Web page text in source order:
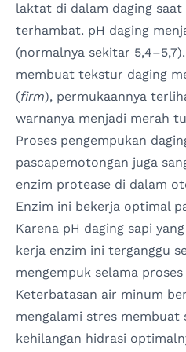
laktat di dalam daging
terhambat. pH daging
(normalnya sekitar
membuat tekstur daging
(firm), permukaannya
warnanya menjadi merah
Proses pengempukan
pascapemotongan juga
enzim protease di dalam
Enzim ini bekerja optimal
Karena pH daging sapi
kerja enzim ini terganggu
mengempuk selama proses
Keterbatasan air minum
mengalami stres membuat
kehilangan hidrasi